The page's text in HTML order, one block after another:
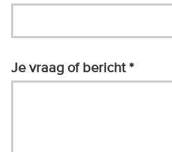
Je vraag of bericht